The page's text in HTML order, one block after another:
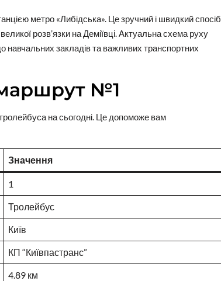
метро «Либідська». Це зручний і швидкий спосіб
розв’язки на Деміївці. Актуальна схема руху
навчальних закладів та важливих транспортних
№1
на сьогодні. Це допоможе вам
Значення
1
Тролейбус
Київ
КП “Київпастранс”
4.89 км